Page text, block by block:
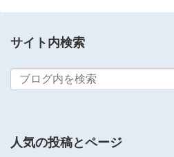
サイト内検索
人気の投稿とページ